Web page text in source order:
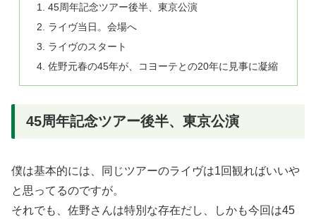
45周年記念ツアー後半、東京公演
ライヴ当日。会場へ
ライヴのスタート
佐野元春の45年が、コヨーテとの20年に見事に凝縮
45周年記念ツアー後半、東京公演
僕は基本的には、同じツアーのライヴは1回観ればいいや
と思ってるのですが。
それでも、佐野さんは特別な存在だし、しかも今回は45